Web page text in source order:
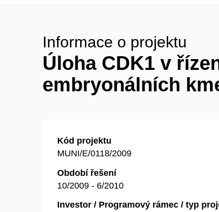
Informace o projektu
Úloha CDK1 v
embryonálních
Kód projektu
MUNI/E/0118/2009
Období řešení
10/2009 - 6/2010
Investor / Programový rámec / typ